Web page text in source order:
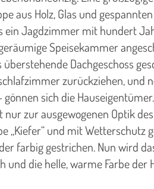
aus Holz, Glas und
Jagdzimmer mit hundert
Speisekammer
Dachgeschoss
zurückziehen, und
sich die
zur ausgewogenen Optik
„Kiefer“ und mit
farbig gestrichen. Nun wird
und die helle, warme Farbe der